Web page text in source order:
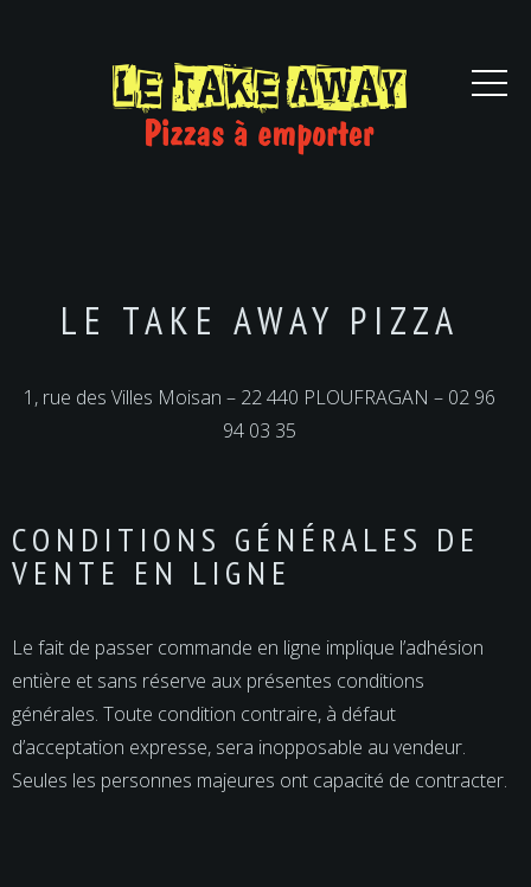
LE TAKE AWAY PIZZA
1, rue des Villes Moisan – 22 440 PLOUFRAGAN – 02 96
94 03 35
CONDITIONS GÉNÉRALES DE
VENTE EN LIGNE
Le fait de passer commande en ligne implique l’adhésion
entière et sans réserve aux présentes conditions
générales. Toute condition contraire, à défaut
d’acceptation expresse, sera inopposable au vendeur.
Seules les personnes majeures ont capacité de contracter.